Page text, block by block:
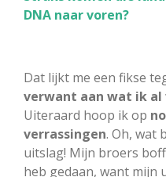
DNA naar voren?
Dat lijkt me een fikse
verwant aan wat ik al
Uiteraard hoop ik op
verrassingen. Oh, wat
uitslag! Mijn broers
heb gedaan, want mijn